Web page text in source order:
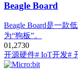
Beagle Board
Beagle Board是一款
为“狗板”。
01,2730
开源硬件# IoT开发#